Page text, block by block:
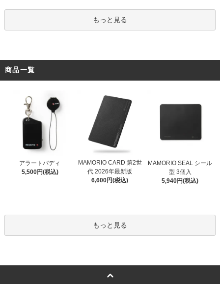
もっと見る
商品一覧
アラートバディ
5,500円(税込)
MAMORIO CARD 第2世
代 2026年最新版
6,600円(税込)
MAMORIO SEAL シール
型 3個入
5,940円(税込)
もっと見る